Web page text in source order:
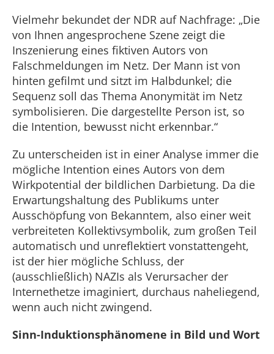
Vielmehr bekundet der NDR auf Nachfrage: „Die
von Ihnen angesprochene Szene zeigt die
Inszenierung eines fiktiven Autors von
Falschmeldungen im Netz. Der Mann ist von
hinten gefilmt und sitzt im Halbdunkel; die
Sequenz soll das Thema Anonymität im Netz
symbolisieren. Die dargestellte Person ist, so
die Intention, bewusst nicht erkennbar.“
Zu unterscheiden ist in einer Analyse immer die
mögliche Intention eines Autors von dem
Wirkpotential der bildlichen Darbietung. Da die
Erwartungshaltung des Publikums unter
Ausschöpfung von Bekanntem, also einer weit
verbreiteten Kollektivsymbolik, zum großen Teil
automatisch und unreflektiert vonstattengeht,
ist der hier mögliche Schluss, der
(ausschließlich) NAZIs als Verursacher der
Internethetze imaginiert, durchaus naheliegend,
wenn auch nicht zwingend.
Sinn-Induktionsphänomene in Bild und Wort